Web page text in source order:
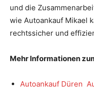
und die
wie Autoankauf Mikael
rechtssicher und
Mehr Informationen
Autoankauf Düren